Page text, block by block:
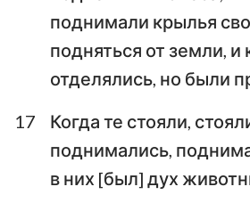
1 2 3 4
8
9 10 11
15
22
23 24 25
29
30 31 32
поднимали крылья
подняться от земли, и
отделялись, но были
17
Когда те стояли,
поднимались,
в них [был] дух